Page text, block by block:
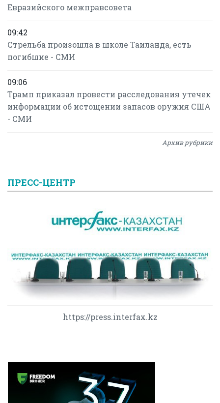
Евразийского межправсовета
09:42
Стрельба произошла в школе Таиланда, есть
погибшие - СМИ
09:06
Трамп приказал провести расследования утечек
информации об истощении запасов оружия США
- СМИ
Архив рубрики
ПРЕСС-ЦЕНТР
https://press.interfax.kz